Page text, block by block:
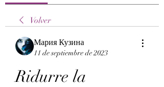
Volver
Мария Кузина
11 de septiembre de 2023
Ridurre la